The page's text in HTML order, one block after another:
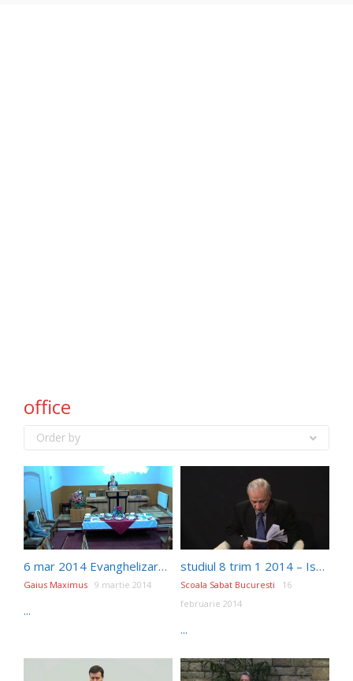
office
Order by
6 mar 2014 Evanghelizare – Corina Sisu
Gaius Maximus 9 martie 2014
...
studiul 8 trim 1 2014 – Isus si oamenii bogati si renumiti
Scoala Sabat Bucuresti
16
februarie 2014
...